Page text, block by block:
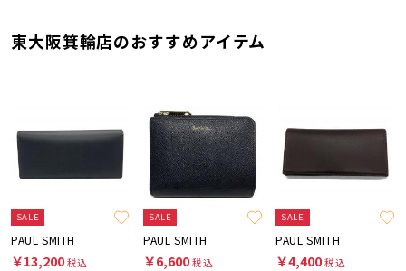
東大阪箕輪店のおすすめアイテム
SALE
PAUL SMITH
￥13,200税込
SALE
PAUL SMITH
￥6,600税込
SALE
PAUL SMITH
￥4,400税込